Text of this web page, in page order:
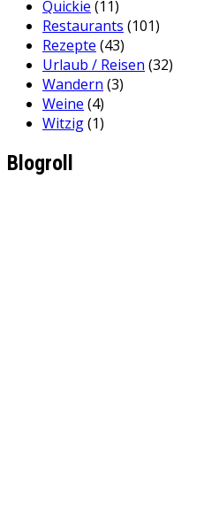
Quickie (11)
Restaurants (101)
Rezepte (43)
Urlaub / Reisen (32)
Wandern (3)
Weine (4)
Witzig(1)
Blogroll